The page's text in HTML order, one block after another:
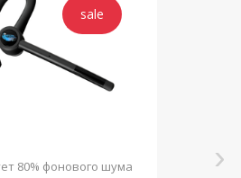
80% фонового шума